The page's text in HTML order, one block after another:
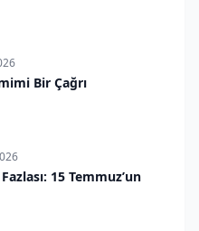
Bir Çağrı
15 Temmuz’un